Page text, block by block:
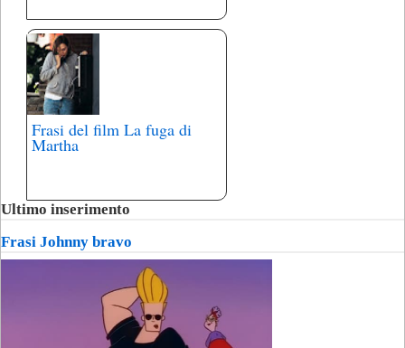
Frasi del film La fuga di
Martha
Ultimo inserimento
Frasi Johnny bravo